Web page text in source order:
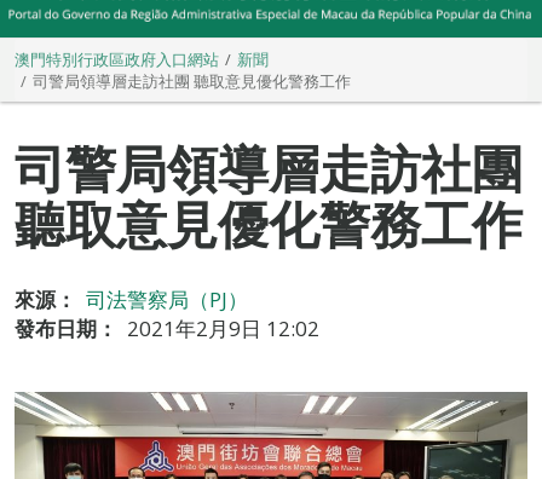
澳門特別行政區政府入口網站
新聞
司警局領導層走訪社團 聽取意見優化警務工作
司警局領導層走訪社團
聽取意見優化警務工作
來源：
司法警察局（PJ）
發布日期：
2021年2月9日 12:02